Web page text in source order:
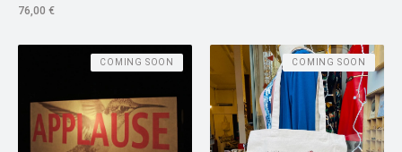
76,00 €
COMING SOON COMING SOON